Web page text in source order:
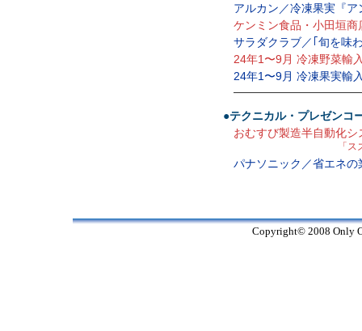
アルカン／冷凍果実『
ケンミン食品・小田垣
サラダクラブ／｢旬を味
24年1〜9月 冷凍野菜輸
24年1〜9月 冷凍果実輸
●テクニカル・プレゼンコ
おむすび製造半自動化シ
「ス
パナソニック／省エネ
Copyright© 2008 Only